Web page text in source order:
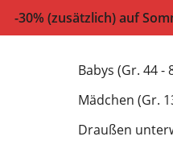
-30% (zusätzlich) auf
Babys (Gr. 44 -
Mädchen (Gr.
Draußen